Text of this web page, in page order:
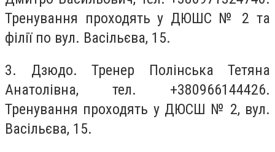
Тренування проходять у ДЮШС № 2 та
філії по вул. Васільєва, 15.
3. Дзюдо. Тренер Полінська Тетяна
Анатолівна, тел. +380966144426.
Тренування проходять у ДЮСШ № 2, вул.
Васільєва, 15.